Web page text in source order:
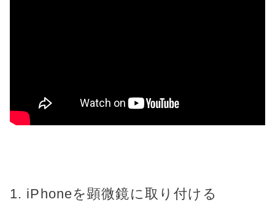
1. iPhoneを顕微鏡に取り付ける